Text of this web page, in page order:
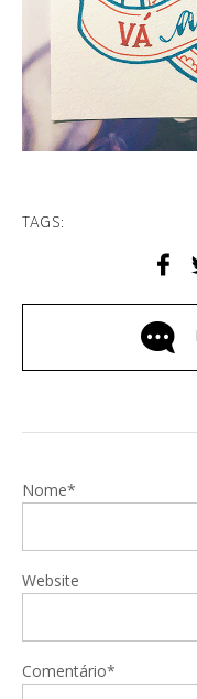
TAGS:
Nome*
Website
Comentário*